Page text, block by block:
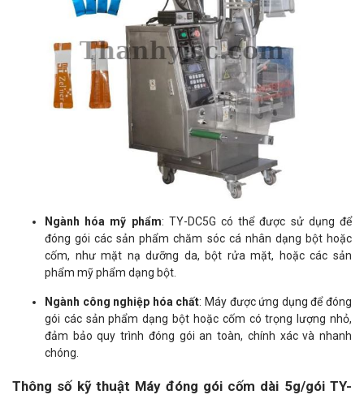
Ngành hóa mỹ phẩm: TY-DC5G có thể được sử dụng để
đóng gói các sản phẩm chăm sóc cá nhân dạng bột hoặc
cốm, như mặt nạ dưỡng da, bột rửa mặt, hoặc các sản
phẩm mỹ phẩm dạng bột.
Ngành công nghiệp hóa chất: Máy được ứng dụng để đóng
gói các sản phẩm dạng bột hoặc cốm có trọng lượng nhỏ,
đảm bảo quy trình đóng gói an toàn, chính xác và nhanh
chóng.
Thông số kỹ thuật Máy đóng gói cốm dài 5g/gói TY-